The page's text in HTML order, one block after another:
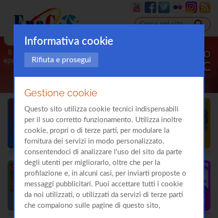
Il sito
Epatite C
Informativa cookie
Rifiuta e prosegui
Gestione cookie
Questo sito utilizza cookie tecnici indispensabili
per il suo corretto funzionamento. Utilizza inoltre
cookie, propri o di terze parti, per modulare la
fornitura dei servizi in modo personalizzato,
consentendoci di analizzare l'uso del sito da parte
degli utenti per migliorarlo, oltre che per la
profilazione e, in alcuni casi, per inviarti proposte o
messaggi pubblicitari. Puoi accettare tutti i cookie
da noi utilizzati, o utilizzati da servizi di terze parti
che compaiono sulle pagine di questo sito,
premendo il pulsante "Accetta tutti i cookie"